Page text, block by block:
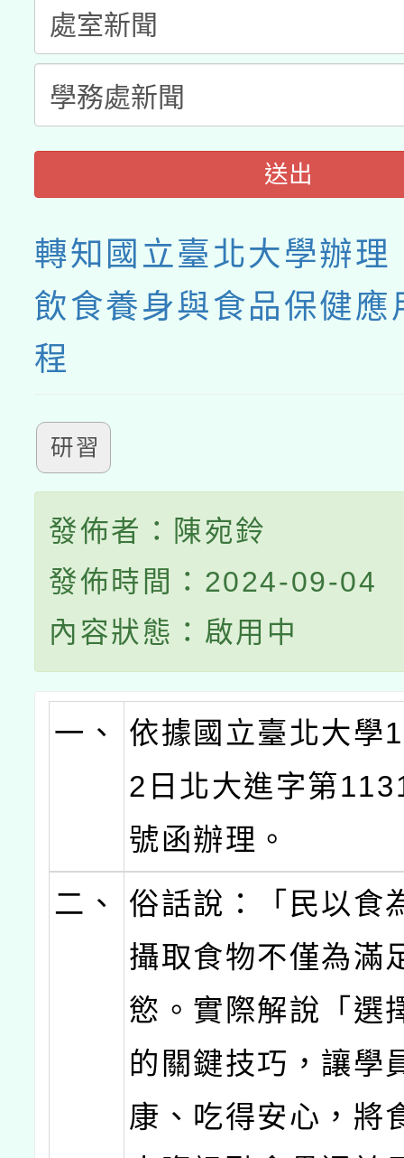
送出
轉知國立臺北大學辦理
飲食養身與食品保健應
程
研習
發佈者：陳宛鈴
發佈時間：2024-09-04
內容狀態：啟用中
一、
依據國立臺北大學
2日北大進字第
號函辦理。
二、
俗話說：「民以食
攝取食物不僅為滿
慾。實際解說「選
的關鍵技巧，讓學
康、吃得安心，將